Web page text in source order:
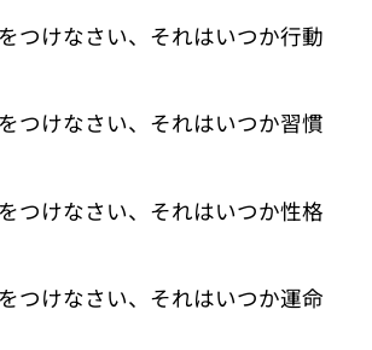
つけなさい、それはいつか行動
つけなさい、それはいつか習慣
つけなさい、それはいつか性格
つけなさい、それはいつか運命